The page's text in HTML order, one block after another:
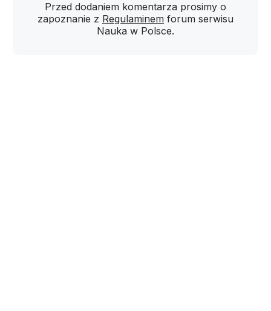
Przed dodaniem komentarza prosimy o
zapoznanie z Regulaminem forum serwisu
Nauka w Polsce.